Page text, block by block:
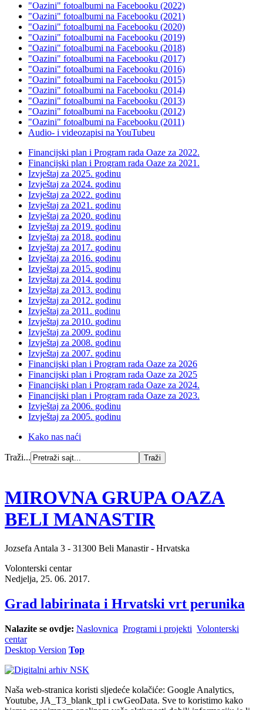
"Oazini" fotoalbumi na Facebooku (2022)
"Oazini" fotoalbumi na Facebooku (2021)
"Oazini" fotoalbumi na Facebooku (2020)
"Oazini" fotoalbumi na Facebooku (2019)
"Oazini" fotoalbumi na Facebooku (2018)
"Oazini" fotoalbumi na Facebooku (2017)
"Oazini" fotoalbumi na Facebooku (2016)
"Oazini" fotoalbumi na Facebooku (2015)
"Oazini" fotoalbumi na Facebooku (2014)
"Oazini" fotoalbumi na Facebooku (2013)
"Oazini" fotoalbumi na Facebooku (2012)
"Oazini" fotoalbumi na Facebooku (2011)
Audio- i videozapisi na YouTubeu
Financijski plan i Program rada Oaze za 2022.
Financijski plan i Program rada Oaze za 2021.
Izvještaj za 2025. godinu
Izvještaj za 2024. godinu
Izvještaj za 2022. godinu
Izvještaj za 2021. godinu
Izvještaj za 2020. godinu
Izvještaj za 2019. godinu
Izvještaj za 2018. godinu
Izvještaj za 2017. godinu
Izvještaj za 2016. godinu
Izvještaj za 2015. godinu
Izvještaj za 2014. godinu
Izvještaj za 2013. godinu
Izvještaj za 2012. godinu
Izvještaj za 2011. godinu
Izvještaj za 2010. godinu
Izvještaj za 2009. godinu
Izvještaj za 2008. godinu
Izvještaj za 2007. godinu
Financijski plan i Program rada Oaze za 2026
Financijski plan i Program rada Oaze za 2025
Financijski plan i Program rada Oaze za 2024.
Financijski plan i Program rada Oaze za 2023.
Izvještaj za 2006. godinu
Izvještaj za 2005. godinu
Kako nas naći
Traži...
MIROVNA GRUPA OAZA
BELI MANASTIR
Jozsefa Antala 3 - 31300 Beli Manastir - Hrvatska
Volonterski centar
Nedjelja, 25. 06. 2017.
Grad labirinata i Hrvatski vrt perunika
Nalazite se ovdje: Naslovnica Programi i projekti Volonterski
centar
Desktop Version Top
Naša web-stranica koristi sljedeće kolačiće: Google Analytics,
Youtube, JA_T3_blank_tpl i cwGeoData. Sve to koristimo kako